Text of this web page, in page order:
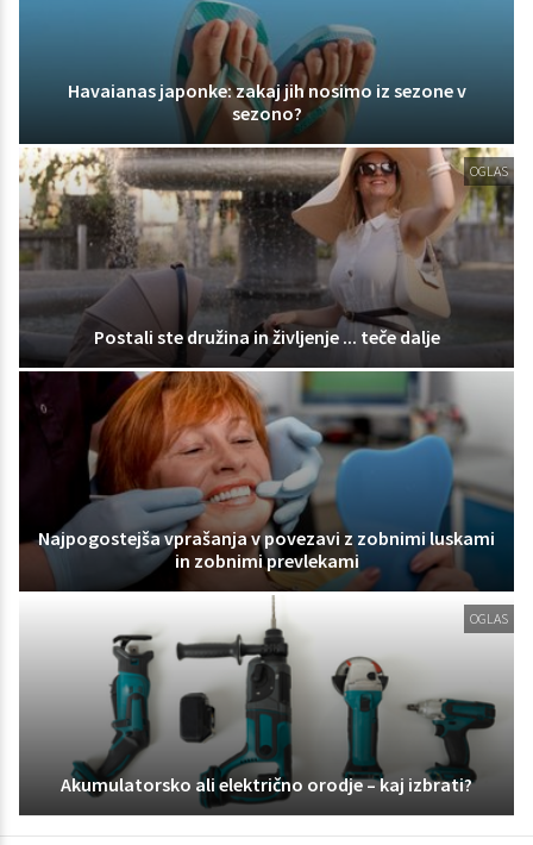
Havaianas japonke: zakaj jih nosimo iz sezone v
sezono?
OGLAS
Postali ste družina in življenje ... teče dalje
Najpogostejša vprašanja v povezavi z zobnimi luskami
in zobnimi prevlekami
OGLAS
Akumulatorsko ali električno orodje – kaj izbrati?